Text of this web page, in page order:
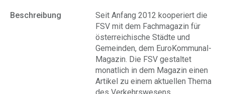
Beschreibung
Seit Anfang 2012 kooperiert die
FSV mit dem Fachmagazin für
österreichische Städte und
Gemeinden, dem EuroKommunal-
Magazin. Die FSV gestaltet
monatlich in dem Magazin einen
Artikel zu einem aktuellen Thema